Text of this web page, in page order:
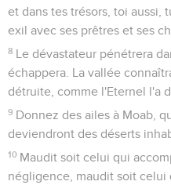
et dans tes trésors, toi aussi,
exil avec ses prêtres et ses
8 Le dévastateur pénétrera
échappera. La vallée
détruite, comme l'Eternel l'a
9 Donnez des ailes à Moab,
deviendront des déserts
10 Maudit soit celui qui
négligence, maudit soit celui